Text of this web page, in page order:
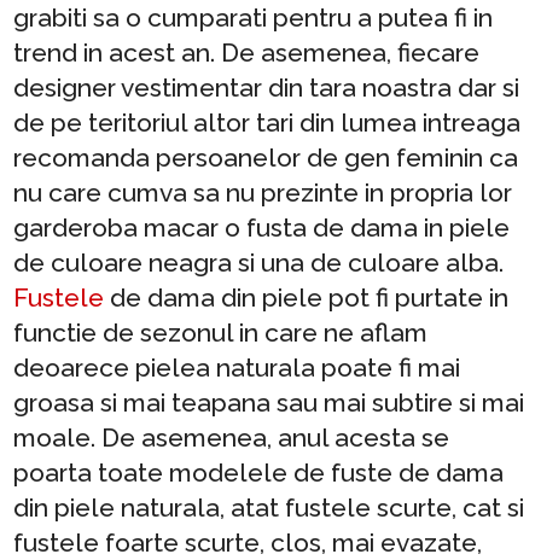
grabiti sa o cumparati pentru a putea fi in
trend in acest an. De asemenea, fiecare
designer vestimentar din tara noastra dar si
de pe teritoriul altor tari din lumea intreaga
recomanda persoanelor de gen feminin ca
nu care cumva sa nu prezinte in propria lor
garderoba macar o fusta de dama in piele
de culoare neagra si una de culoare alba.
Fustele de dama din piele pot fi purtate in
functie de sezonul in care ne aflam
deoarece pielea naturala poate fi mai
groasa si mai teapana sau mai subtire si mai
moale. De asemenea, anul acesta se
poarta toate modelele de fuste de dama
din piele naturala, atat fustele scurte, cat si
fustele foarte scurte, clos, mai evazate,